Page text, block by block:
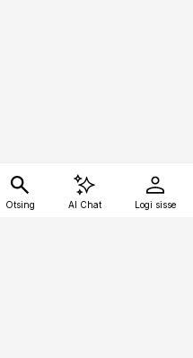
Otsing AI Chat Logi sisse